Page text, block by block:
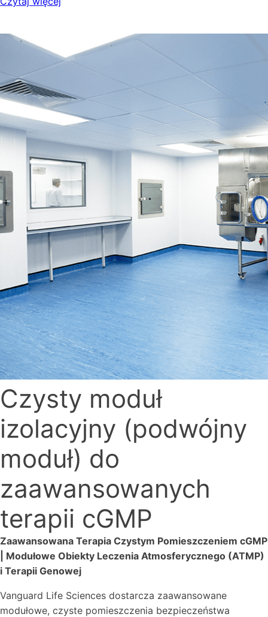
Czysty moduł
izolacyjny (podwójny
moduł) do
zaawansowanych
terapii cGMP
Zaawansowana Terapia Czystym Pomieszczeniem cGMP
| Modułowe Obiekty Leczenia Atmosferycznego (ATMP)
i Terapii Genowej
Vanguard Life Sciences dostarcza zaawansowane
modułowe, czyste pomieszczenia bezpieczeństwa